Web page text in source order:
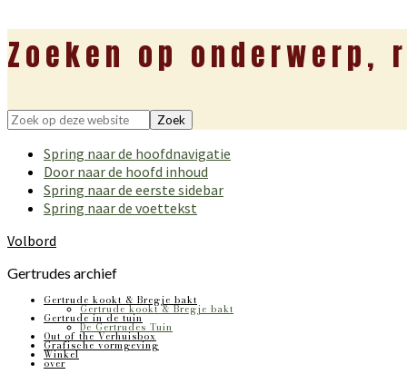
Zoeken op onderwerp,
Zoek
deze
website
Spring naar de hoofdnavigatie
Door naar de hoofd inhoud
Spring naar de eerste sidebar
Spring naar de voettekst
Volbord
Gertrudes archief
Gertrude kookt & Bregje bakt
Gertrude kookt & Bregje bakt
Gertrude in de tuin
De Gertrudes Tuin
Out of the Verhuisbox
Grafische vormgeving
Winkel
over